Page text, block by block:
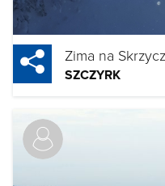
Zima na
SZCZYRK